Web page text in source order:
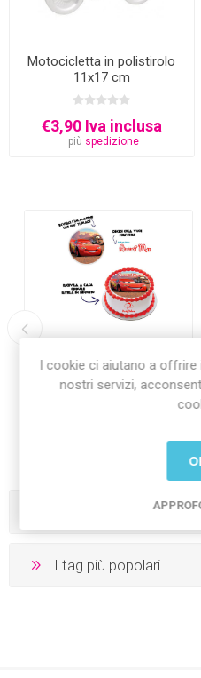
Motocicletta in polistirolo
11x17 cm
€3,90 Iva inclusa
più spedizione
personalizzata (con foto
e testo)
I tag più popolari
I cookie ci aiutano a offrire
nostri servizi,